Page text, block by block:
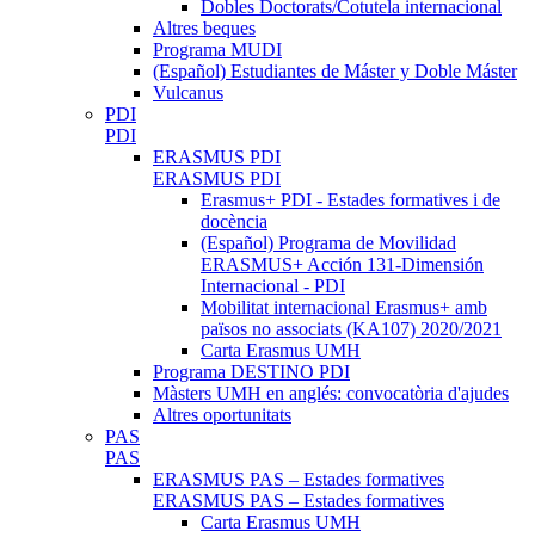
Dobles Doctorats/Cotutela internacional
Altres beques
Programa MUDI
(Español) Estudiantes de Máster y Doble Máster
Vulcanus
PDI
PDI
ERASMUS PDI
ERASMUS PDI
Erasmus+ PDI - Estades formatives i de
docència
(Español) Programa de Movilidad
ERASMUS+ Acción 131-Dimensión
Internacional - PDI
Mobilitat internacional Erasmus+ amb
països no associats (KA107) 2020/2021
Carta Erasmus UMH
Programa DESTINO PDI
Màsters UMH en anglés: convocatòria d'ajudes
Altres oportunitats
PAS
PAS
ERASMUS PAS – Estades formatives
ERASMUS PAS – Estades formatives
Carta Erasmus UMH